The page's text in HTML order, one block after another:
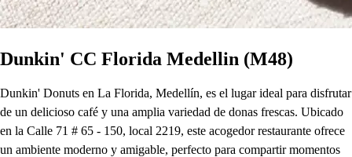
Dunkin' CC Florida Medellin (M48)
Dunkin' Donuts en La Florida, Medellín, es el lugar ideal para disfrutar
de un delicioso café y una amplia variedad de donas frescas. Ubicado
en la Calle 71 # 65 - 150, local 2219, este acogedor restaurante ofrece
un ambiente moderno y amigable, perfecto para compartir momentos